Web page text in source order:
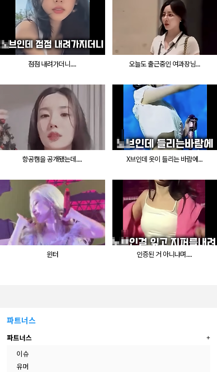
점점 내려가더니.... 오늘도 출근중인 여과장님...
항공캠을 공개됐는데.... X브인데 옷이 들리는 바람에...
윈터 인증된 거 아니냐며....
파트너스
파트너스
이슈
유머